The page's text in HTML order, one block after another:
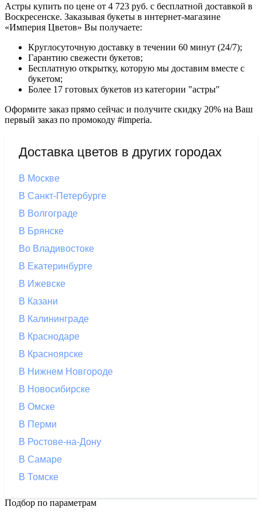
Астры купить по цене от 4 723 руб. с бесплатной доставкой в
Воскресенске. Заказывая букеты в интернет-магазине
«Империя Цветов» Вы получаете:
Круглосуточную доставку в течении 60 минут (24/7);
Гарантию свежести букетов;
Бесплатную открытку, которую мы доставим вместе с
букетом;
Более 17 готовых букетов из категории "астры"
Оформите заказ прямо сейчас и получите скидку 20% на Ваш
первый заказ по промокоду #imperia.
Доставка цветов в других городах
В Москве
В Санкт-Петербурге
В Волгограде
В Брянске
Во Владивостоке
В Екатеринбурге
В Ижевске
В Казани
В Калининграде
В Краснодаре
В Красноярске
В Нижнем Новгороде
В Новосибирске
В Омске
В Перми
В Ростове-на-Дону
В Самаре
В Томске
Подбор по параметрам